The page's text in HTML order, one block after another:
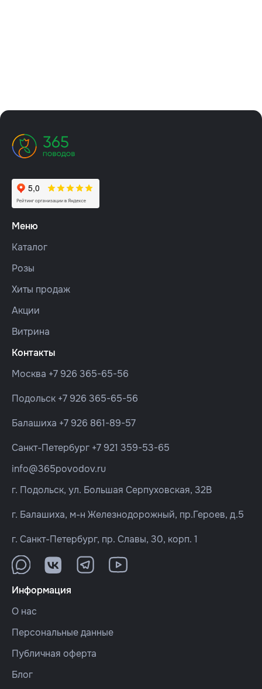
Меню
Каталог
Розы
Хиты продаж
Акции
Витрина
Контакты
Москва +7 926 365-65-56
Подольск +7 926 365-65-56
Балашиха +7 926 861-89-57
Санкт-Петербург +7 921 359-53-65
info@365povodov.ru
г. Подольск, ул. Большая Серпуховская, 32В
г. Балашиха, м-н Железнодорожный, пр.Героев, д.5
г. Санкт-Петербург, пр. Славы, 30, корп. 1
Информация
О нас
Персональные данные
Публичная оферта
Блог